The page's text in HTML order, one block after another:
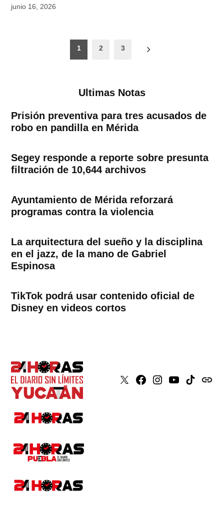
junio 16, 2026
1 2 3
Ultimas Notas
Prisión preventiva para tres acusados de
robo en pandilla en Mérida
Segey responde a reporte sobre presunta
filtración de 10,644 archivos
Ayuntamiento de Mérida reforzará
programas contra la violencia
La arquitectura del sueño y la disciplina
en el jazz, de la mano de Gabriel
Espinosa
TikTok podrá usar contenido oficial de
Disney en videos cortos
X Faceboook
Instagram
YoutubeTiktokissuu